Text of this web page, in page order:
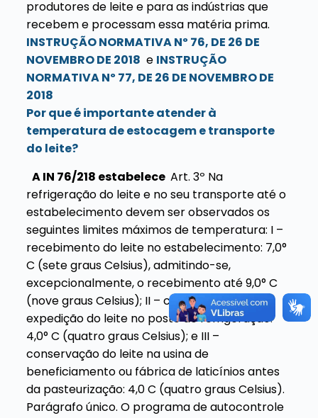
produtores de leite e para as indústrias que
recebem e processam essa matéria prima.
INSTRUÇÃO NORMATIVA Nº 76, DE 26 DE
NOVEMBRO DE 2018 e INSTRUÇÃO
NORMATIVA Nº 77, DE 26 DE NOVEMBRO DE
2018
Por que é importante atender à
temperatura de estocagem e transporte
do leite?
A IN 76/218 estabelece Art. 3º Na
refrigeração do leite e no seu transporte até o
estabelecimento devem ser observados os
seguintes limites máximos de temperatura: I –
recebimento do leite no estabelecimento: 7,0°
C (sete graus Celsius), admitindo-se,
excepcionalmente, o recebimento até 9,0° C
(nove graus Celsius); II – conservação e
expedição do leite no posto de refrigeração:
4,0° C (quatro graus Celsius); e III –
conservação do leite na usina de
beneficiamento ou fábrica de laticínios antes
da pasteurização: 4,0 C (quatro graus Celsius).
Parágrafo único. O programa de autocontrole